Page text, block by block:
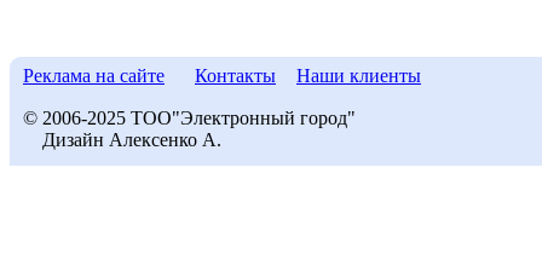
Реклама на сайте Контакты Наши клиенты
© 2006-2025 ТОО"Электронный город"
Дизайн Алексенко А.